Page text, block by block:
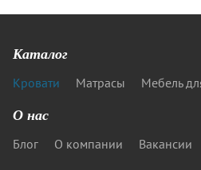
Каталог
Кровати Матрасы Мебель
О нас
Блог О компании Вакансии